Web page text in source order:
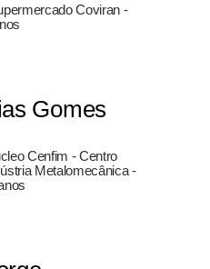
Coviran -
Gomes
Cenfim - Centro
Metalomecânica -